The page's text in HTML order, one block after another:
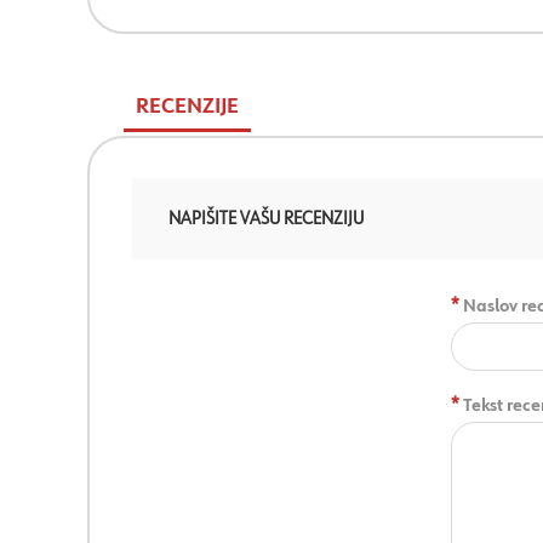
RECENZIJE
NAPIŠITE VAŠU RECENZIJU
Naslov
*
Tekst
*